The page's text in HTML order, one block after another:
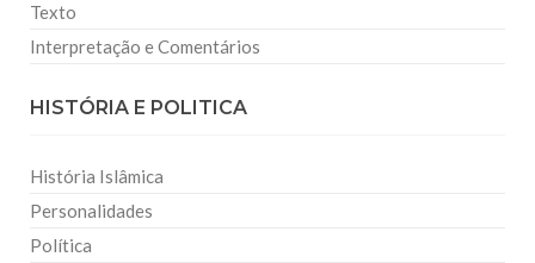
Texto
Interpretação e Comentários
HISTÓRIA E POLITICA
História Islâmica
Personalidades
Política